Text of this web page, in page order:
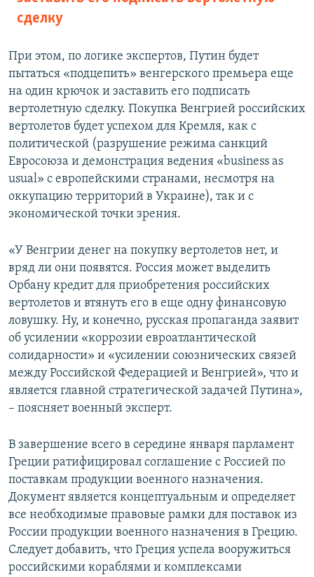
сделку
При этом, по логике экспертов, Путин будет
пытаться «подцепить» венгерского премьера еще
на один крючок и заставить его подписать
вертолетную сделку. Покупка Венгрией российских
вертолетов будет успехом для Кремля, как с
политической (разрушение режима санкций
Евросоюза и демонстрация ведения «business as
usual» с европейскими странами, несмотря на
оккупацию территорий в Украине), так и с
экономической точки зрения.
«У Венгрии денег на покупку вертолетов нет, и
вряд ли они появятся. Россия может выделить
Орбану кредит для приобретения российских
вертолетов и втянуть его в еще одну финансовую
ловушку. Ну, и конечно, русская пропаганда заявит
об усилении «коррозии евроатлантической
солидарности» и «усилении союзнических связей
между Российской Федерацией и Венгрией», что и
является главной стратегической задачей Путина»,
– поясняет военный эксперт.
В завершение всего в середине января парламент
Греции ратифицировал соглашение с Россией по
поставкам продукции военного назначения.
Документ является концептуальным и определяет
все необходимые правовые рамки для поставок из
России продукции военного назначения в Грецию.
Следует добавить, что Греция успела вооружиться
российскими кораблями и комплексами